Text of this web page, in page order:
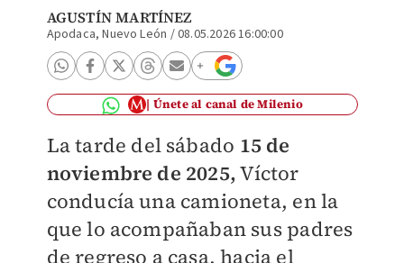
AGUSTÍN MARTÍNEZ
Apodaca, Nuevo León /08.05.2026 16:00:00
Únete al canal de Milenio
La tarde del sábado 15 de
noviembre de 2025, Víctor
conducía una camioneta, en la
que lo acompañaban sus padres
de regreso a casa, hacia el